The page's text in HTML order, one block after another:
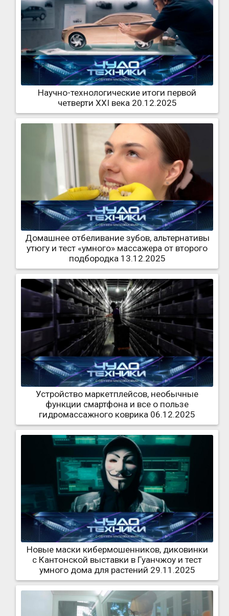
Научно-технологические итоги первой
четверти XXI века 20.12.2025
Домашнее отбеливание зубов, альтернативы
утюгу и тест «умного» массажера от второго
подбородка 13.12.2025
Устройство маркетплейсов, необычные
функции смартфона и все о пользе
гидромассажного коврика 06.12.2025
Новые маски кибермошенников, диковинки
с Кантонской выставки в Гуанчжоу и тест
умного дома для растений 29.11.2025